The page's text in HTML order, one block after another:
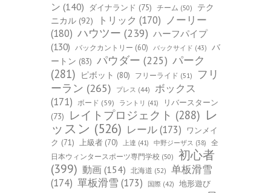
ン (140) ダイナランド (75) チーム (50)
テク
ニカル (92) トリック (170) ノーリー
(180) ハウツー (239) ハーフパイプ
(130)
バックカントリー (60) バックサイド (43)
バ
ートン (83) パウダー (225) パーク
(281)
ピボット (80) フリーライド (51)
フリ
ーラン (265) プレス (44)
ボックス
(171)
ボード (59) ラントリ (41)
リバースターン
(73)
レイトプロジェクト (288) レ
ッスン (526) レール(173) ワンメイ
ク (71) 上級者 (70) 上達 (41) 中野ジーザス (38)
全
日本ウィンタースポーツ専門学校 (50) 初心者
(399) 動画 (154) 北海道 (52) 单板滑雪
(174) 單板滑雪 (173) 国際 (42)
地形遊び